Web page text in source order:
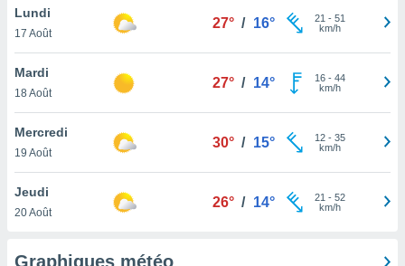
notre
que
et que
Lundi
17 Août
27° / 16° 21 - 51
km/h
Mardi
18 Août
27° / 14° 16- 44
km/h
Mercredi
19 Août
30° / 15° 12- 35
km/h
Jeudi
20 Août
26° / 14° 21 - 52
km/h
Graphiques météo